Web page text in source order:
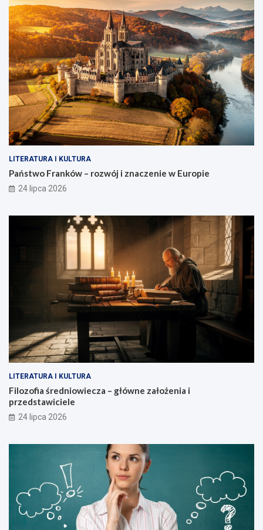
LITERATURA I KULTURA
Państwo Franków – rozwój i znaczenie w Europie
24 lipca 2026
LITERATURA I KULTURA
Filozofia średniowiecza – główne założenia i
przedstawiciele
24 lipca 2026